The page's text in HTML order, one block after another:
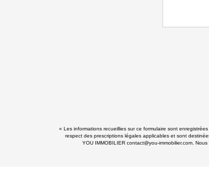
« Les informations recueillies sur ce formulaire sont
respect des prescriptions légales applicables et sont
YOU IMMOBILIER contact@you-immobilier.com.